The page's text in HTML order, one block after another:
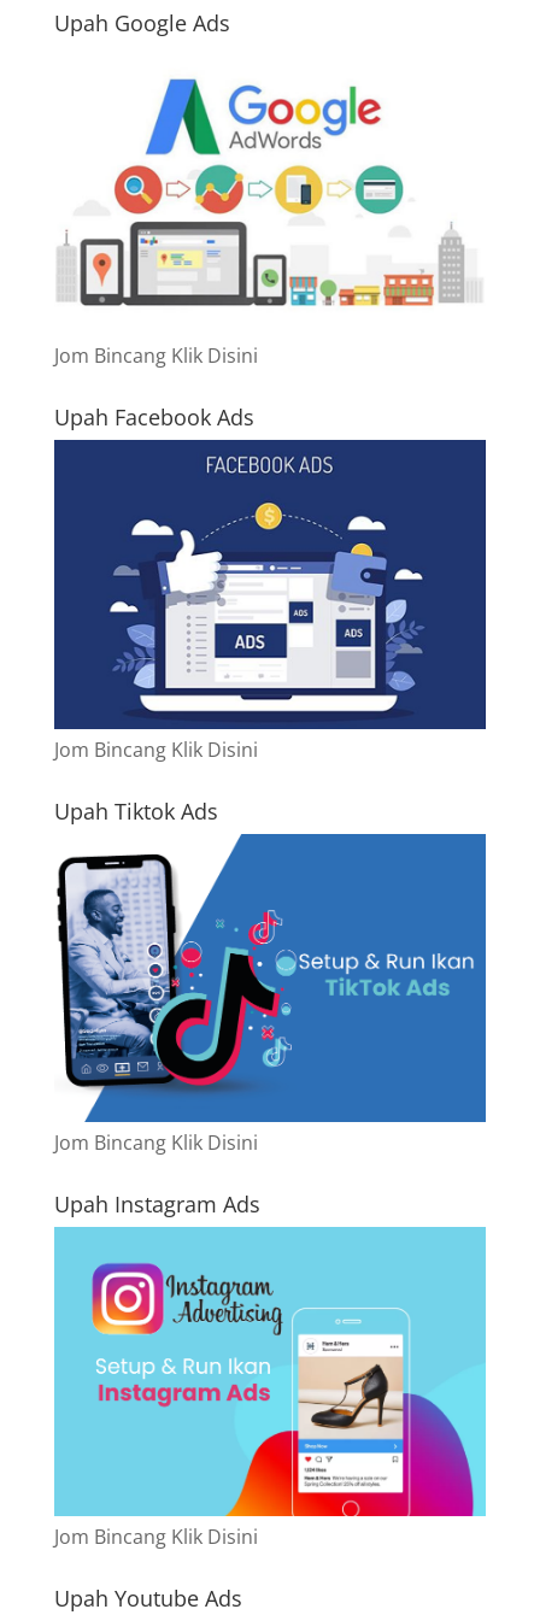
Upah Google Ads
Jom Bincang Klik Disini
Upah Facebook Ads
Jom Bincang Klik Disini
Upah Tiktok Ads
Jom Bincang Klik Disini
Upah Instagram Ads
Jom Bincang Klik Disini
Upah Youtube Ads